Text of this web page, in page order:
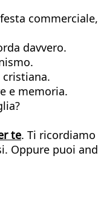
davvero.
e memoria.
te. Ti
Oppure puoi